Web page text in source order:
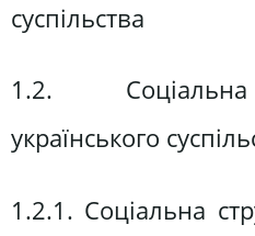
суспільства
1.2. Соціальна
українського
1.2.1. Соціальна